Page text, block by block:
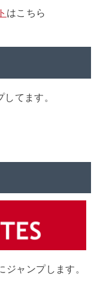
はこちら
てます。
ャンプします。